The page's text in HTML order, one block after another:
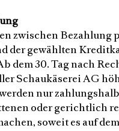
zwischen Bezahlung
der gewählten
dem 30. Tag nach
Schaukäserei AG
nur
oder gerichtlich
soweit es auf